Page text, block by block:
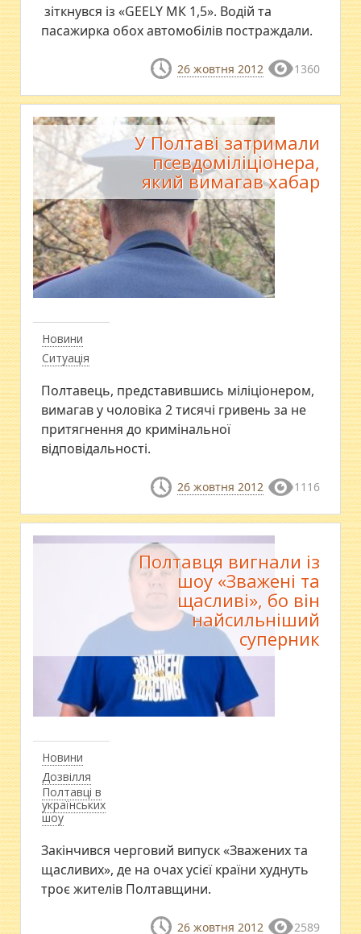
зіткнувся із «GEELY МК 1,5». Водій та
пасажирка обох автомобілів постраждали.
26 жовтня 2012 1360
Новини
Ситуація
У Полтаві затримали
псевдоміліціонера,
який вимагав хабар
Полтавець, представившись міліціонером,
вимагав у чоловіка 2 тисячі гривень за не
притягнення до кримінальної
відповідальності.
26 жовтня 2012 1116
Новини
Дозвілля
Полтавці в
українських
шоу
Полтавця вигнали із
шоу «Зважені та
щасливі», бо він
найсильніший
суперник
Закінчився черговий випуск «Зважених та
щасливих», де на очах усієї країни худнуть
троє жителів Полтавщини.
26 жовтня 2012 2589